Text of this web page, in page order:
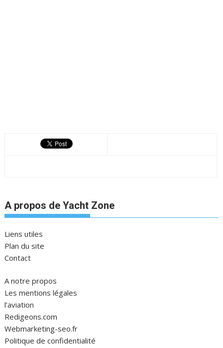
A propos de Yacht Zone
Liens utiles
Plan du site
Contact
A notre propos
Les mentions légales
l’aviation
Redigeons.com
Webmarketing-seo.fr
Politique de confidentialité